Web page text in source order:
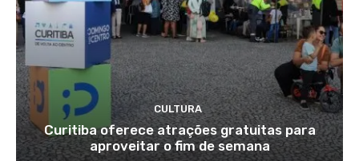
CULTURA
Curitiba oferece atrações gratuitas para
aproveitar o fim de semana